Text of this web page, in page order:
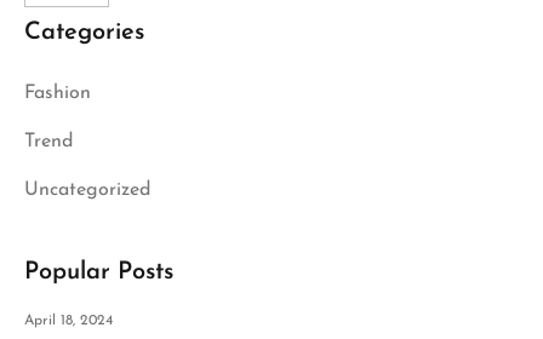
Categories
Fashion
Trend
Uncategorized
Popular Posts
April 18, 2024